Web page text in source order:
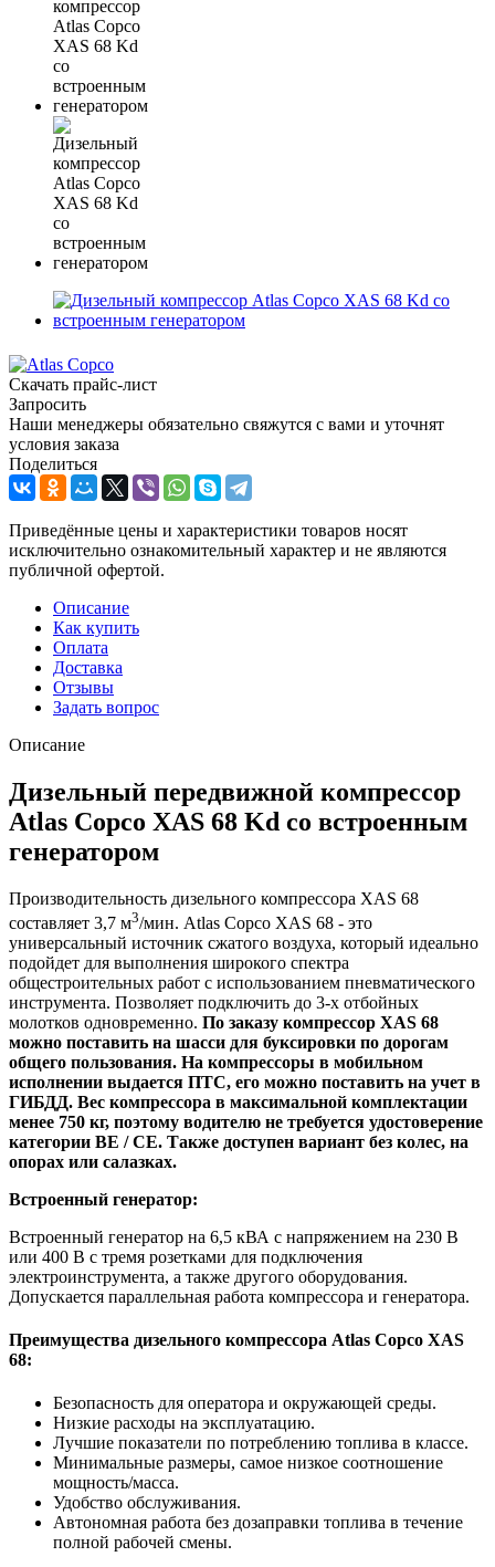
Скачать прайс-лист
Запросить
Наши менеджеры обязательно свяжутся с вами и уточнят
условия заказа
Поделиться
Приведённые цены и характеристики товаров носят
исключительно ознакомительный характер и не являются
публичной офертой.
Описание
Как купить
Оплата
Доставка
Отзывы
Задать вопрос
Описание
Дизельный передвижной компрессор
Atlas Copco XAS 68 Kd со встроенным
генератором
Производительность дизельного компрессора XAS 68
составляет 3,7 м3/мин. Atlas Copco XAS 68 - это
универсальный источник сжатого воздуха, который идеально
подойдет для выполнения широкого спектра
общестроительных работ с использованием пневматического
инструмента. Позволяет подключить до 3-х отбойных
молотков одновременно. По заказу компрессор XAS 68
можно поставить на шасси для буксировки по дорогам
общего пользования. На компрессоры в мобильном
исполнении выдается ПТС, его можно поставить на учет в
ГИБДД. Вес компрессора в максимальной комплектации
менее 750 кг, поэтому водителю не требуется удостоверение
категории ВЕ / СЕ. Также доступен вариант без колес, на
опорах или салазках.
Встроенный генератор:
Встроенный генератор на 6,5 кВА с напряжением на 230 В
или 400 В с тремя розетками для подключения
электроинструмента, а также другого оборудования.
Допускается параллельная работа компрессора и генератора.
Преимущества дизельного компрессора Atlas Copco XAS
68:
Безопасность для оператора и окружающей среды.
Низкие расходы на эксплуатацию.
Лучшие показатели по потреблению топлива в классе.
Минимальные размеры, самое низкое соотношение
мощность/масса.
Удобство обслуживания.
Автономная работа без дозаправки топлива в течение
полной рабочей смены.